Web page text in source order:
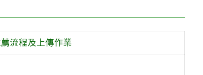
流程及上傳作業